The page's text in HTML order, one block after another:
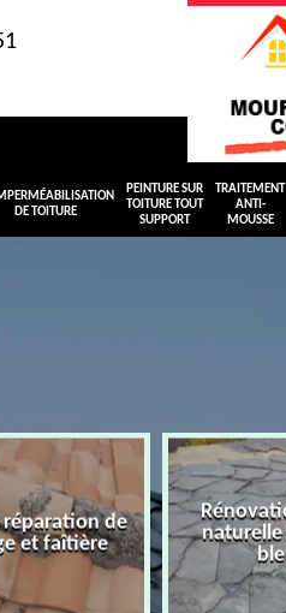
DE TOITURE
PEINTURE SUR
TOITURE TOUT
SUPPORT
TRAITEMENT
ANTI-
MOUSSE
réparation de
et faîtière